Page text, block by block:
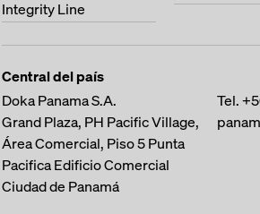
Integrity Line
Central del país
Doka Panama S.A.
Grand Plaza, PH Pacific Village,
Área Comercial, Piso 5Punta
PacificaEdificio Comercial
Ciudad de Panamá
Tel.